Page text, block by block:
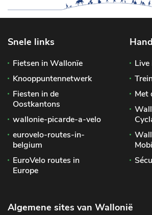
Snele links
Fietsen in Wallonïe
Knooppuntennetwerk
Fiesten in de
Oostkantons
wallonie-picarde-a-velo
eurovelo-routes-in-
belgium
EuroVelo routes in
Europe
Met
Algemene sites van Wallonië